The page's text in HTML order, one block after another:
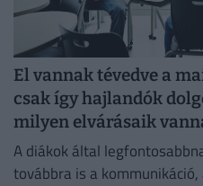
El vannak tévedve a
csak így hajlandók
milyen elvárásaik
A diákok által
továbbra is a